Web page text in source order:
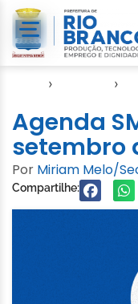
› ›
Agenda
setembro
Por Miriam Melo/
Compartilhe: